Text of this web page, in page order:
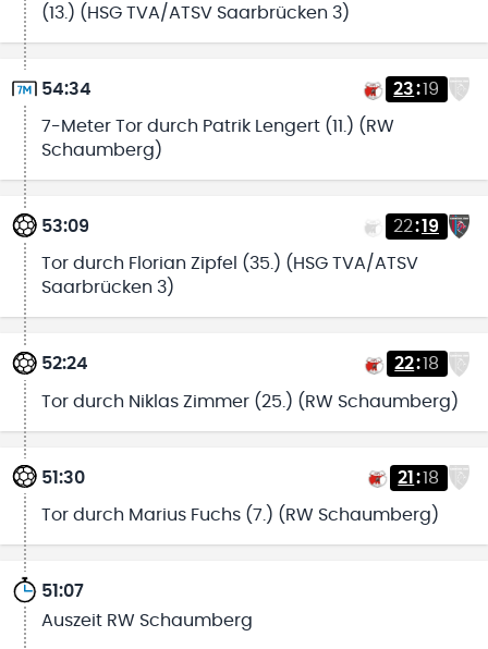
(13.) (HSG TVA/ATSV Saarbrücken 3)
54:34 23:19
7-Meter Tor durch Patrik Lengert (11.) (RW
Schaumberg)
53:09 22:19
Tor durch Florian Zipfel (35.) (HSG TVA/ATSV
Saarbrücken 3)
52:24 22:18
Tor durch Niklas Zimmer (25.) (RW Schaumberg)
51:30 21 :18
Tor durch Marius Fuchs (7.) (RW Schaumberg)
51:07
Auszeit RW Schaumberg